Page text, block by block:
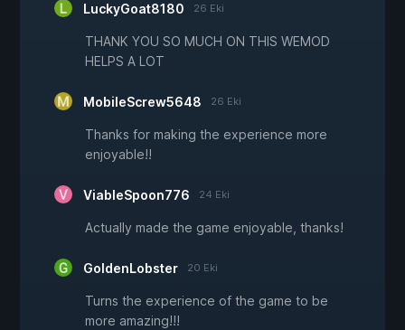
LuckyGoat8180 26 Eki
THANK YOU SO MUCH ON THIS WEMOD
HELPS A LOT
MobileScrew5648 26 Eki
Thanks for making the experience more
enjoyable!!
ViableSpoon776 24 Eki
Actually made the game enjoyable, thanks!
GoldenLobster 20 Eki
Turns the experience of the game to be
more amazing!!!